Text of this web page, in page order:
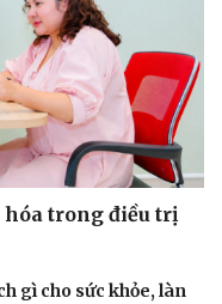
hóa trong điều trị
gì cho sức khỏe, làn